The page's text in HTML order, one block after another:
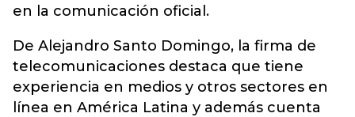
en la comunicación oficial.
De Alejandro Santo Domingo, la firma de
telecomunicaciones destaca que tiene
experiencia en medios y otros sectores en
línea en América Latina y además cuenta